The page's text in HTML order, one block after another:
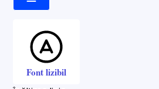
Font lizibil